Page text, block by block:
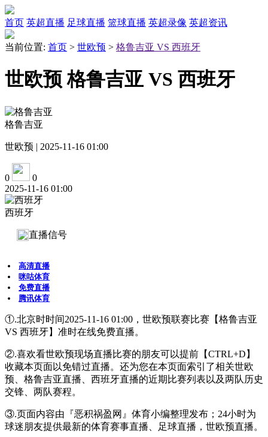
首页 英超直播 足球直播 篮球直播 英超录像 英超资讯
当前位置: 首页 > 世欧预 > 格鲁吉亚 VS 西班牙
世欧预 格鲁吉亚 VS 西班牙
格鲁吉亚
世欧预 | 2025-11-16 01:00
0
0
2025-11-16 01:00
西班牙
直播信号
高清直播
咪咕体育
免费直播
腾讯体育
①.北京时时间2025-11-16 01:00，世欧预联赛比赛【格鲁吉亚
VS 西班牙】准时在线免费直播。
②.喜欢看世欧预现场直播比赛的朋友可以提前【CTRL+D】
收藏本页面以免错过直播。还为您在本页面索引了相关世欧
预、格鲁吉亚直播、西班牙直播的近期比赛列表以及两队历史
交锋、两队赛程。
③.页面内容由『恶积祸盈网』体育小编整理发布；24小时为
球迷朋友提供最新的体育赛事直播、足球直播，世欧预直播。